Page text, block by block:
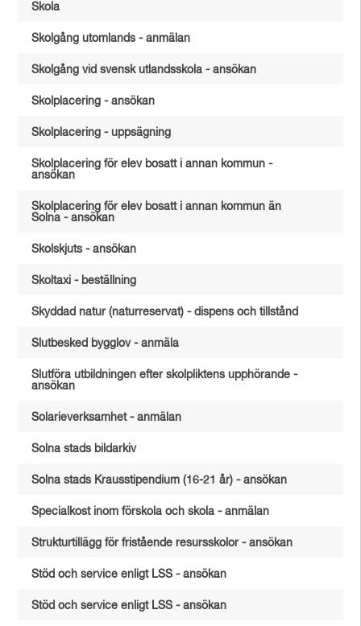
Skola
Skolgång utomlands - anmälan
Skolgång vid svensk utlandsskola - ansökan
Skolplacering - ansökan
Skolplacering - uppsägning
Skolplacering för elev bosatt i annan kommun -
ansökan
Skolplacering för elev bosatt i annan kommun än
Solna - ansökan
Skolskjuts - ansökan
Skoltaxi - beställning
Skyddad natur (naturreservat) - dispens och tillstånd
Slutbesked bygglov - anmäla
Slutföra utbildningen efter skolpliktens upphörande -
ansökan
Solarieverksamhet - anmälan
Solna stads bildarkiv
Solna stads Krausstipendium (16-21 år) - ansökan
Specialkost inom förskola och skola - anmälan
Strukturtillägg för fristående resursskolor - ansökan
Stöd och service enligt LSS - ansökan
Stöd och service enligt LSS - ansökan